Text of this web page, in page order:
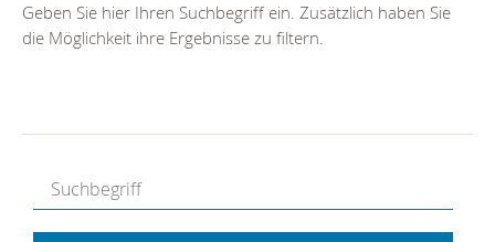
Geben Sie hier Ihren Suchbegriff ein. Zusätzlich haben Sie
die Möglichkeit ihre Ergebnisse zu filtern.